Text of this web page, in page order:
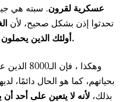
عسكرية لقرون. سبته هي
تحدثوا إذن بشكل صحيح، لأن
أولئك الذين يحملون العلم الأحمر والأصفر.
وهكذا ،
بحياتهم، كما هو الحال دائمًا،
بذلك، لأنه لا يتعين على أحد